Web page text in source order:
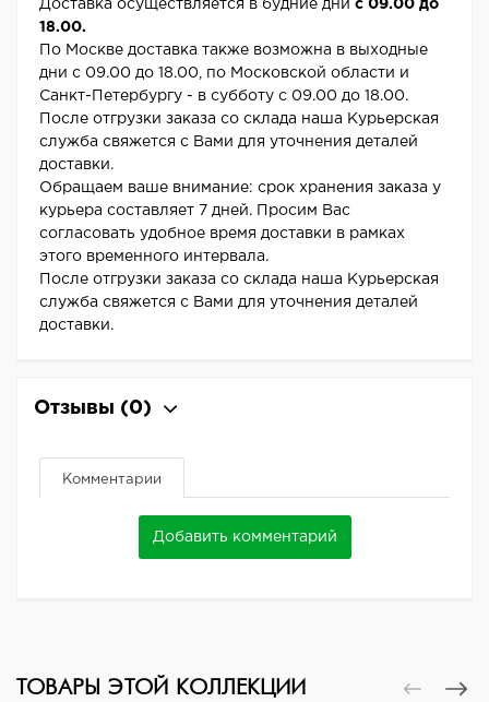
Доставка осуществляется в будние дни с 09.00 до
18.00.
По Москве доставка также возможна в выходные
дни с 09.00 до 18.00, по Московской области и
Санкт-Петербургу - в субботу с 09.00 до 18.00.
После отгрузки заказа со склада наша Курьерская
служба свяжется с Вами для уточнения деталей
доставки.
Обращаем ваше внимание: срок хранения заказа у
курьера составляет 7 дней. Просим Вас
согласовать удобное время доставки в рамках
этого временного интервала.
После отгрузки заказа со склада наша Курьерская
служба свяжется с Вами для уточнения деталей
доставки.
Отзывы (0)
Комментарии
Добавить комментарий
ТОВАРЫ ЭТОЙ КОЛЛЕКЦИИ